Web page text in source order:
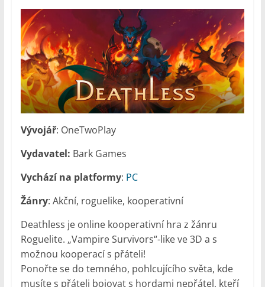
Vývojář: OneTwoPlay
Vydavatel: Bark Games
Vychází na platformy: PC
Žánry: Akční, roguelike, kooperativní
Deathless je online kooperativní hra z žánru
Roguelite. „Vampire Survivors“-like ve 3D a s
možnou kooperací s přáteli!
Ponořte se do temného, pohlcujícího světa, kde
musíte s přáteli bojovat s hordami nepřátel, kteří